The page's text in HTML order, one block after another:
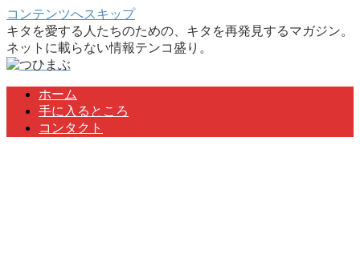
コンテンツへスキップ
キタを愛する人たちのための、キタを再発見するマガジン。
ネットに載らない情報テンコ盛り。
ホーム
手に入るところ
コンタクト